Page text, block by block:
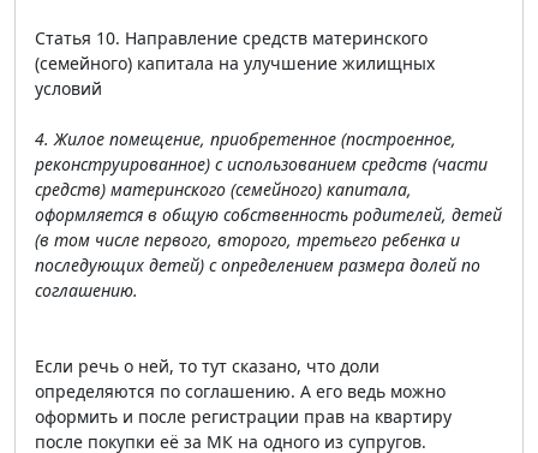
Статья 10. Направление средств материнского
(семейного) капитала на улучшение жилищных
условий
4. Жилое помещение, приобретенное (построенное,
реконструированное) с использованием средств (части
средств) материнского (семейного) капитала,
оформляется в общую собственность родителей, детей
(в том числе первого, второго, третьего ребенка и
последующих детей) с определением размера долей по
соглашению.
Если речь о ней, то тут сказано, что доли
определяются по соглашению. А его ведь можно
оформить и после регистрации прав на квартиру
после покупки её за МК на одного из супругов.